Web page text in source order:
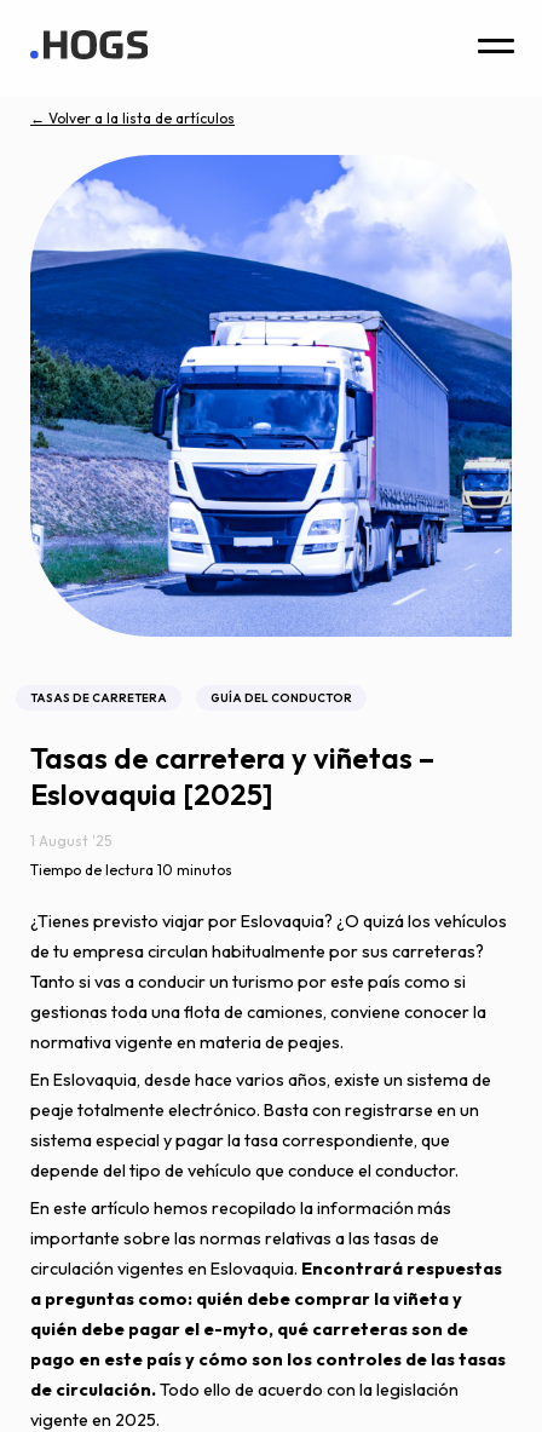
← Volver a la lista de artículos
TASAS DE CARRETERA GUÍA DEL CONDUCTOR
Tasas de carretera y viñetas –
Eslovaquia [2025]
1 August '25
Tiempo de lectura 10 minutos
¿Tienes previsto viajar por Eslovaquia? ¿O quizá los vehículos
de tu empresa circulan habitualmente por sus carreteras?
Tanto si vas a conducir un turismo por este país como si
gestionas toda una flota de camiones, conviene conocer la
normativa vigente en materia de peajes.
En Eslovaquia, desde hace varios años, existe un sistema de
peaje totalmente electrónico. Basta con registrarse en un
sistema especial y pagar la tasa correspondiente, que
depende del tipo de vehículo que conduce el conductor.
En este artículo hemos recopilado la información más
importante sobre las normas relativas a las tasas de
circulación vigentes en Eslovaquia. Encontrará respuestas
a preguntas como: quién debe comprar la viñeta y
quién debe pagar el e-myto, qué carreteras son de
pago en este país y cómo son los controles de las tasas
de circulación.Todo ello de acuerdo con la legislación
vigente en 2025.